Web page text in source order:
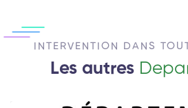
INTERVENTION DANS
Les autres